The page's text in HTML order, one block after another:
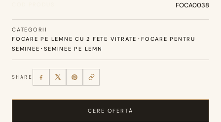
FOCA0038
CATEGORII
FOCARE PE LEMNE CU 2 FETE VITRATE ·FOCARE PENTRU
SEMINEE ·SEMINEE PE LEMN
SHARE
CERE OFERTĂ